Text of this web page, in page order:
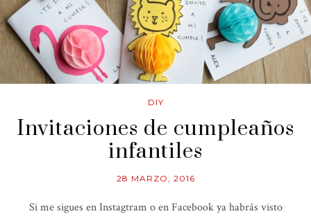
DIY
Invitaciones de cumpleaños
infantiles
28 MARZO, 2016
Si me sigues en Instagtram o en Facebook ya habrás visto